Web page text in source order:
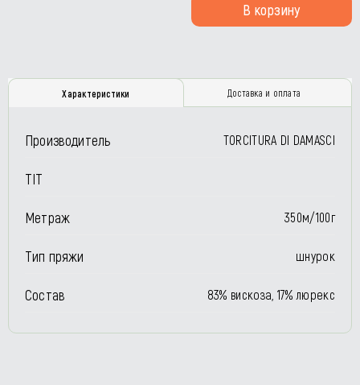
В корзину
Характеристики Доставка и оплата
Производитель TORCITURA DI DAMASCI
TIT
Метраж 350м/100г
Тип пряжи шнурок
Состав 83% вискоза, 17% люрекс